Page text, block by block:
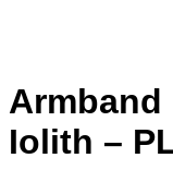
Iolith –